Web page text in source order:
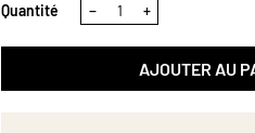
Quantité − +
AJOUTER AU